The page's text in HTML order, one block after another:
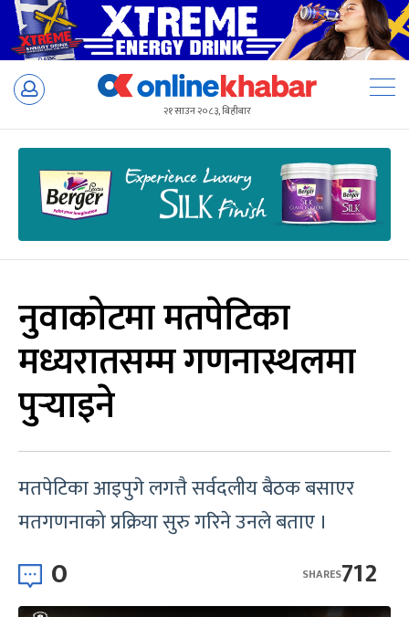
Skip
२१ साउन २०८३, बिहीबार
नुवाकोटमा मतपेटिका
मध्यरातसम्म गणनास्थलमा
पुर्‍याइने
मतपेटिका आइपुगे लगत्तै सर्वदलीय बैठक बसाएर
मतगणनाको प्रक्रिया सुरु गरिने उनले बताए ।
0 712
SHARES